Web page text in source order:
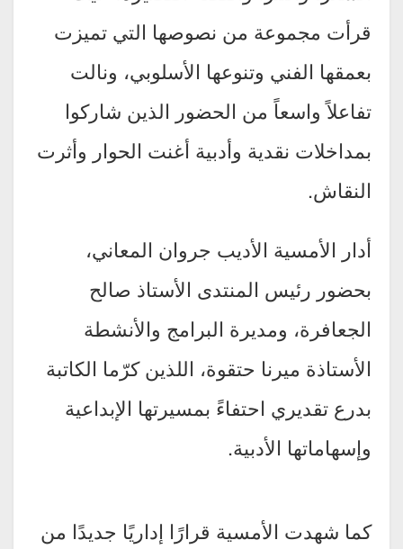
قرأت مجموعة من نصوصها التي تميزت
بعمقها الفني وتنوعها الأسلوبي، ونالت
تفاعلاً واسعاً من الحضور الذين شاركوا
بمداخلات نقدية وأدبية أغنت الحوار وأثرت
النقاش.
أدار الأمسية الأديب جروان المعاني،
بحضور رئيس المنتدى الأستاذ صالح
الجعافرة، ومديرة البرامج والأنشطة
الأستاذة ميرنا حتقوة، اللذين كرّما الكاتبة
بدرع تقديري احتفاءً بمسيرتها الإبداعية
وإسهاماتها الأدبية.
كما شهدت الأمسية قرارًا إداريًا جديدًا من